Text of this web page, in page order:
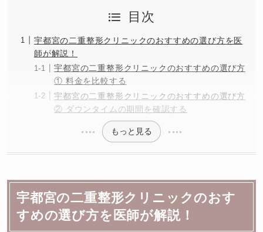
目次
宇都宮の二重整形クリニックのおすすめの選び方を医
師が解説！
宇都宮の二重整形クリニックのおすすめの選び方
① 料金を比較する
宇都宮の二重整形クリニックのおすすめの選び方
② ダウンタイムの期間を確認する
もっと見る
宇都宮の二重整形クリニックのおす
すめの選び方を医師が解説！